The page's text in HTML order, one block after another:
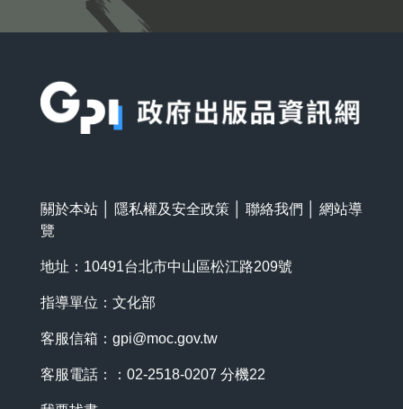
關於本站 隱私權及安全政策 聯絡我們
網站導
覽
地址：10491台北市中山區松江路209號
指導單位：文化部
客服信箱： gpi@moc.gov.tw
客服電話：：02-2518-0207 分機22